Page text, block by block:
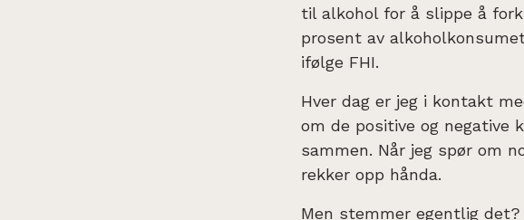
til alkohol for å slippe å
prosent av
ifølge FHI.
Hver dag er jeg i kontakt
om de positive og negative
sammen. Når jeg spør om
rekker opp hånda.
Men stemmer egentlig